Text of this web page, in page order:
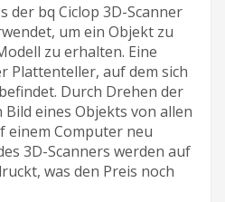
der bq Ciclop 3D-Scanner
um ein Objekt zu
zu erhalten. Eine
Plattenteller, auf dem sich
Durch Drehen der
eines Objekts von allen
einem Computer neu
3D-Scanners werden auf
was den Preis noch